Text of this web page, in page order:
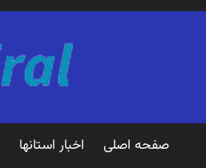
صفحه اصلی اخبار استانها